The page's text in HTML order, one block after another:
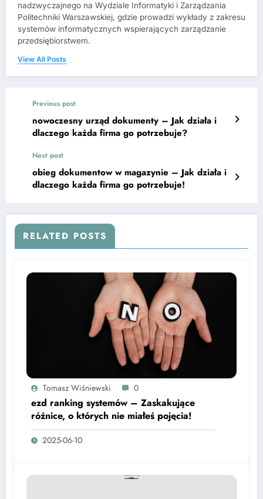
nadzwyczajnego na Wydziale Informatyki i Zarządzania
Politechniki Warszawskiej, gdzie prowadzi wykłady z zakresu
systemów informatycznych wspierających zarządzanie
przedsiębiorstwem.
View All Posts
Previous post
nowoczesny urząd dokumenty – Jak działa i
dlaczego każda firma go potrzebuje?
Next post
obieg dokumentow w magazynie – Jak działa i
dlaczego każda firma go potrzebuje!
RELATED POSTS
Tomasz Wiśniewski 0
ezd ranking systemów – Zaskakujące
różnice, o których nie miałeś pojęcia!
2025-06-10